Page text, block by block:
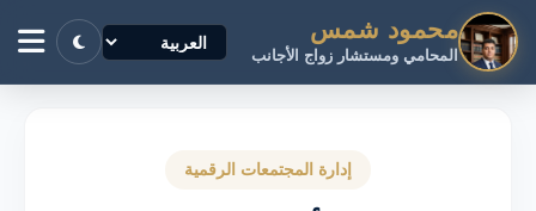
محمود شمس
المحامي ومستشار زواج الأجانب
إدارة المجتمعات الرقمية